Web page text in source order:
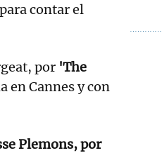
contar el
por 'The
en Cannes y con
Plemons, por